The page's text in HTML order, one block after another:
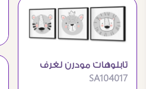
تابلوهات مودرن لغرف
الأطفال برسومات
SA104017